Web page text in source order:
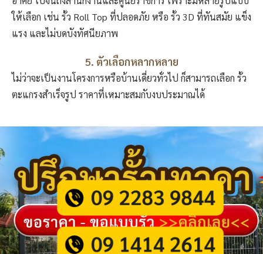
ให้เลือก เช่น รั้ว Roll Top ที่ปลอดภัย หรือ รั้ว 3D ที่ทันสมัย แข็ง
แรง และไม่บดบังทัศนียภาพ
5. ตัวเลือกหลากหลาย
ไม่ว่าจะเป็นงานโครงการหรือบ้านเดี่ยวทั่วไป ก็สามารถเลือก รั้ว
ตะแกรงสําเร็จรูป ราคาที่เหมาะสมกับงบประมาณได้